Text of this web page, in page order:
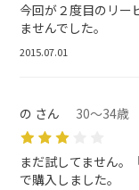
今回が２度目のリー
ませんでした。
2015.07.01
の さん 30～34歳
まだ試してません。
で購入しました。